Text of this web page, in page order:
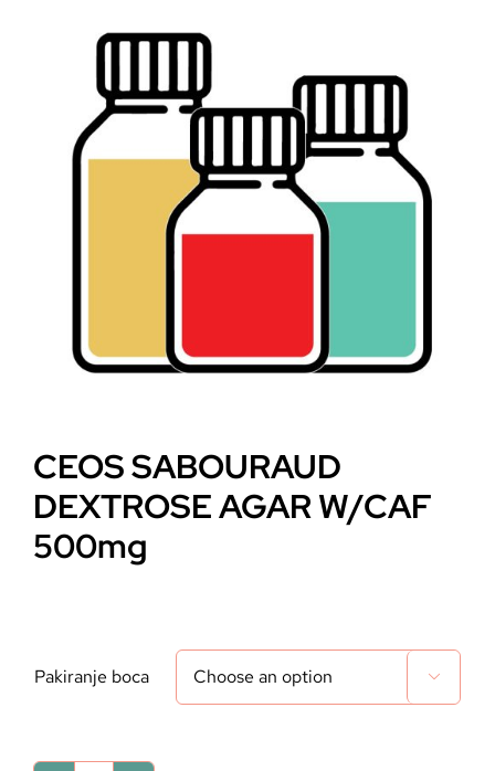
CEOS SABOURAUD
DEXTROSE AGAR W/CAF
500mg
Pakiranje boca 